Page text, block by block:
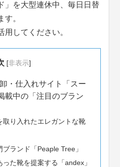
」を大型連休中、毎日日替
す。
してください。
[非表示]
・仕入れサイト「スー
載中の「注目のブラン
取り入れたエレガントな靴
ランド「Peaple Tree」
た靴を提案する「andex」